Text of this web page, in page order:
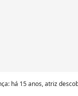
15 anos, atriz descobriu